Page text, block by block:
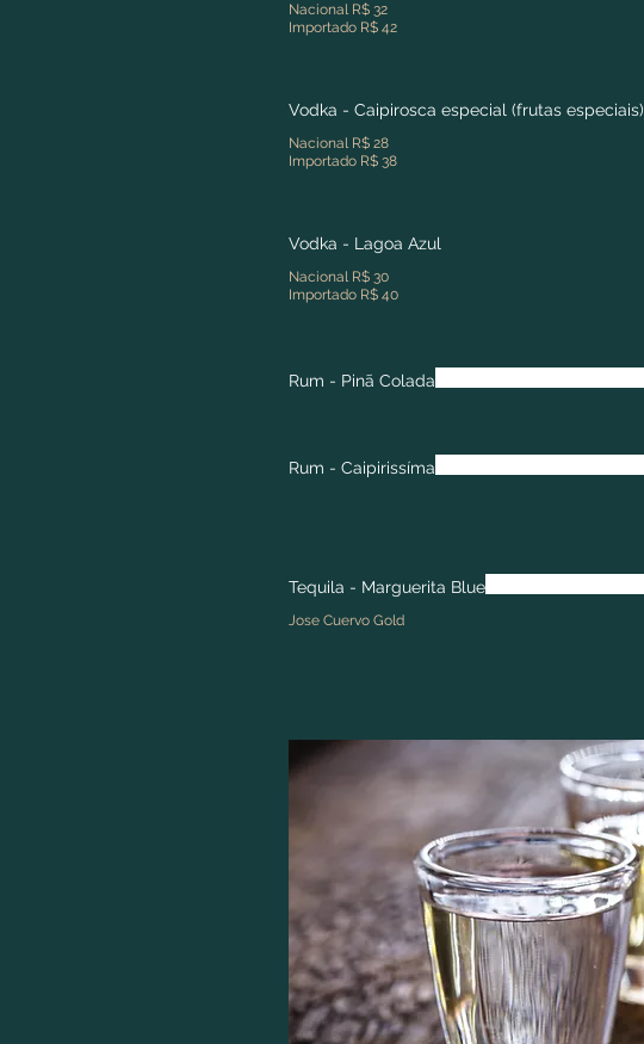
Nacional R$ 32
Importado R$ 42
Vodka - Caipirosca especial (frutas especiais)
Nacional R$ 28
Importado R$ 38
Vodka - Lagoa Azul
Nacional R$ 30
Importado R$ 40
Rum - Pinã Colada
Rum - Caipirissíma
Tequila - Marguerita Blue
Jose Cuervo Gold